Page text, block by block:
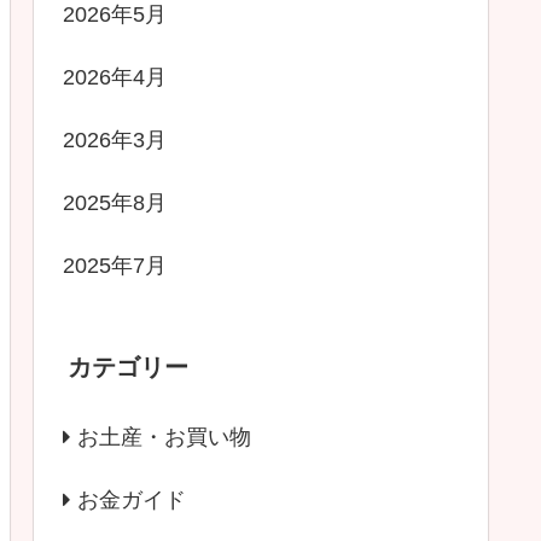
2026年5月
2026年4月
2026年3月
2025年8月
2025年7月
カテゴリー
お土産・お買い物
お金ガイド